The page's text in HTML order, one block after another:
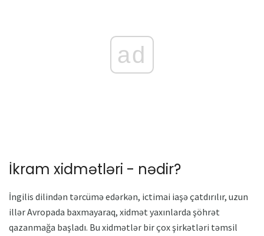
ad
İkram xidmətləri - nədir?
İngilis dilindən tərcümə edərkən, ictimai iaşə çatdırılır, uzun
illər Avropada baxmayaraq, xidmət yaxınlarda şöhrət
qazanmağa başladı. Bu xidmətlər bir çox şirkətləri təmsil